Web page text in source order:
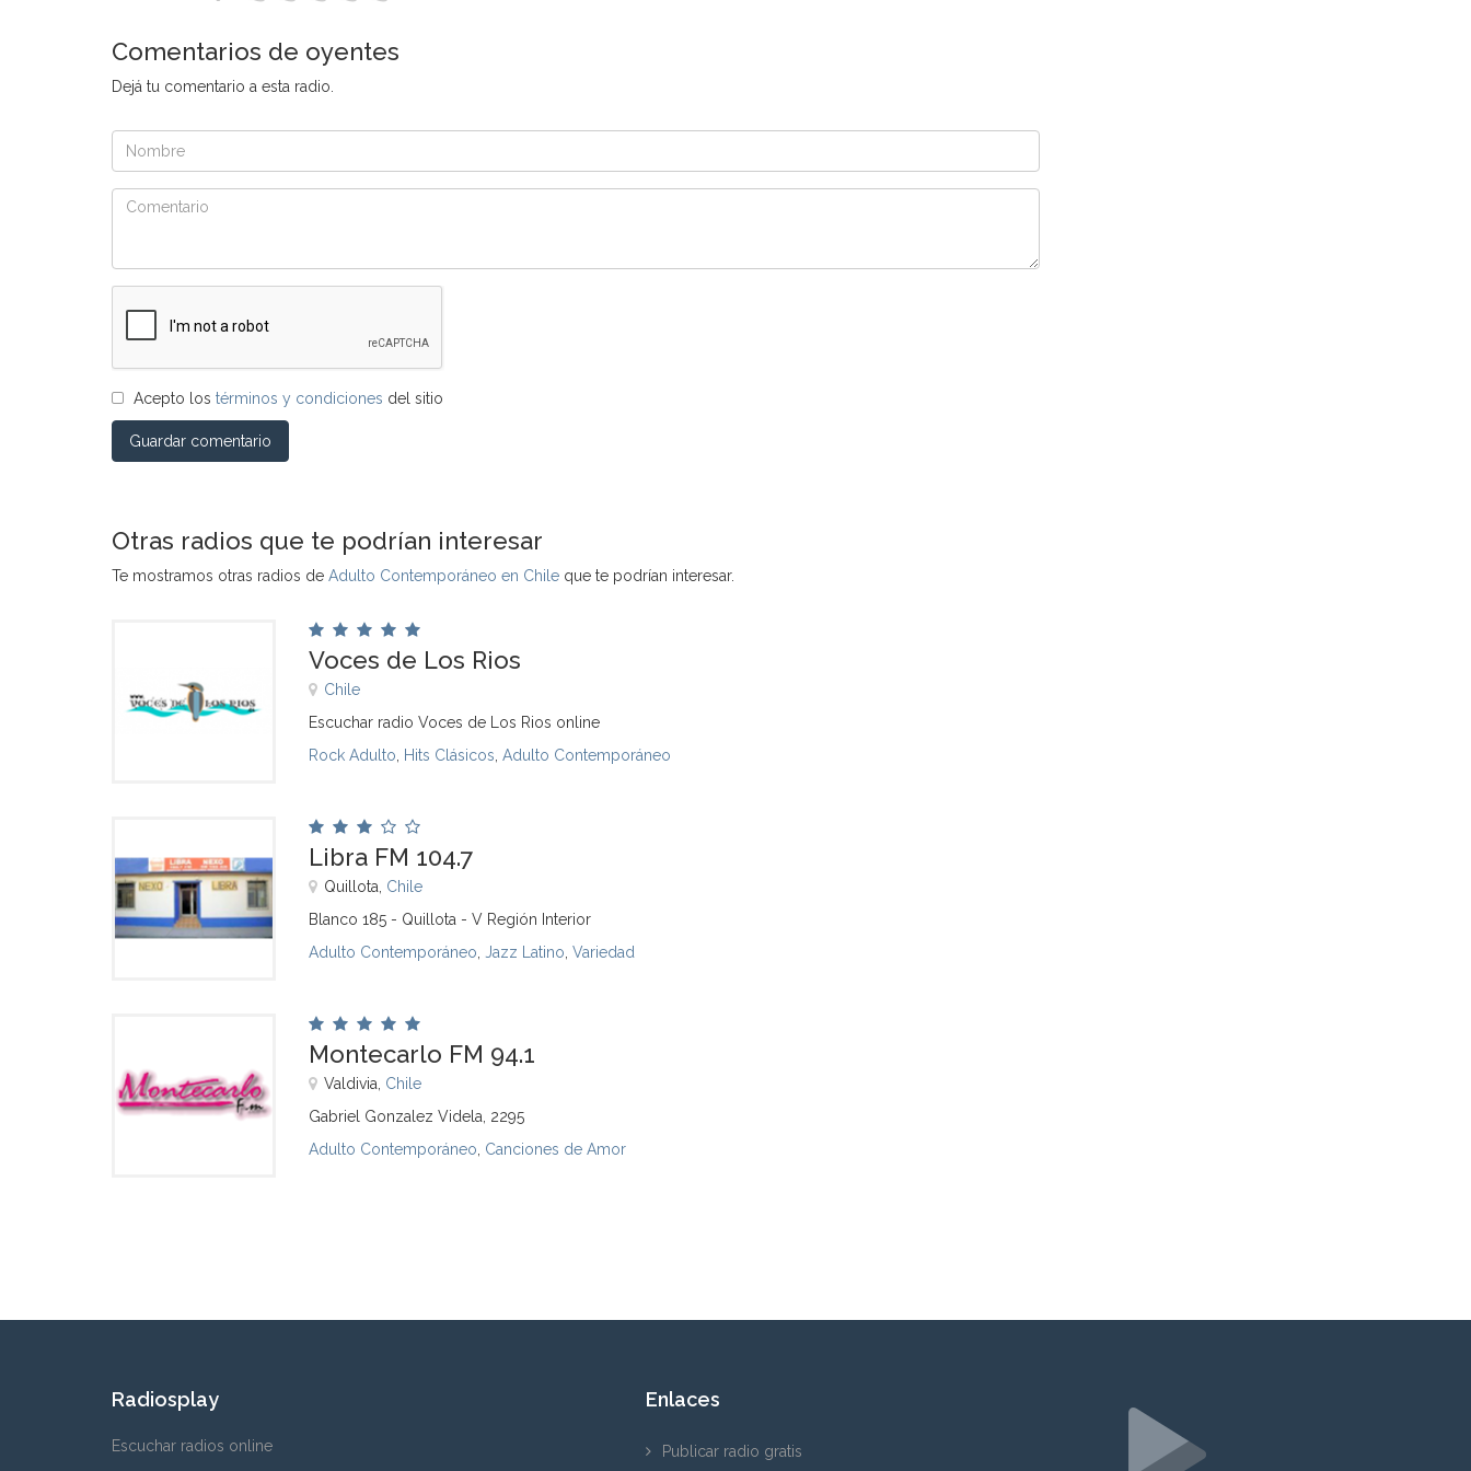
Comentarios de oyentes
Dejá tu comentario a esta radio.
Acepto los términos y condiciones del sitio
Guardar comentario
Otras radios que te podrían interesar
Te mostramos otras radios de Adulto Contemporáneo en Chile que te podrían interesar.
Voces de Los Rios
Chile
Escuchar radio Voces de Los Rios online
Rock Adulto
Hits Clásicos Adulto Contemporáneo
Libra FM 104.7
Quillota, Chile
Blanco 185 - Quillota - V Región Interior
Adulto Contemporáneo Jazz Latino Variedad
Montecarlo FM 94.1
Valdivia, Chile
Gabriel Gonzalez Videla, 2295
Adulto Contemporáneo Canciones de Amor
Radiosplay
Escuchar radios online
Enlaces
Publicar radio gratis